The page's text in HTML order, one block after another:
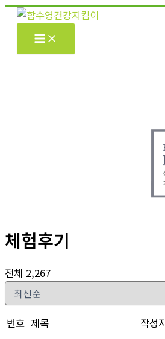
콘
체험후기
전체 2,267
번호 제목 작성